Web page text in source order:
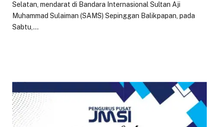
Selatan, mendarat di Bandara Internasional Sultan Aji
Muhammad Sulaiman (SAMS) Sepinggan Balikpapan, pada
Sabtu,…